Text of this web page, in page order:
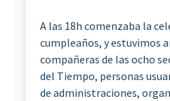
A las 18h comenzaba la
cumpleaños, y estuvimos
compañeras de las ocho
del Tiempo, personas
de administraciones,